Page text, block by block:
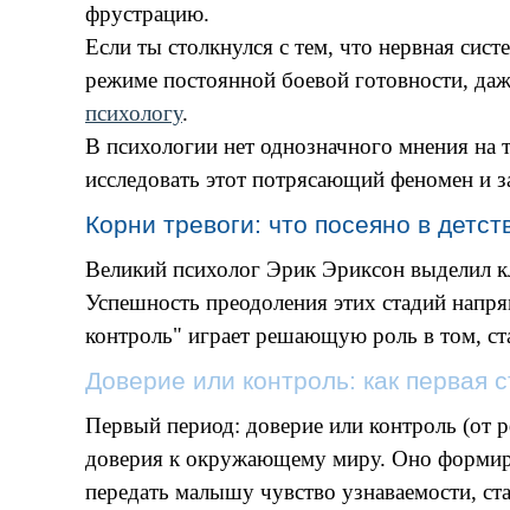
фрустрацию.
Если ты столкнулся с тем, что нервная
режиме постоянной боевой готовности,
психологу.
В психологии нет однозначного мнения на
исследовать этот потрясающий феномен и
Корни тревоги: что посеяно в
Великий психолог Эрик Эриксон выделил
Успешность преодоления этих стадий
контроль" играет решающую роль в том,
Доверие или контроль: как первая
Первый период: доверие или контроль (от
доверия к окружающему миру. Оно
передать малышу чувство узнаваемости,